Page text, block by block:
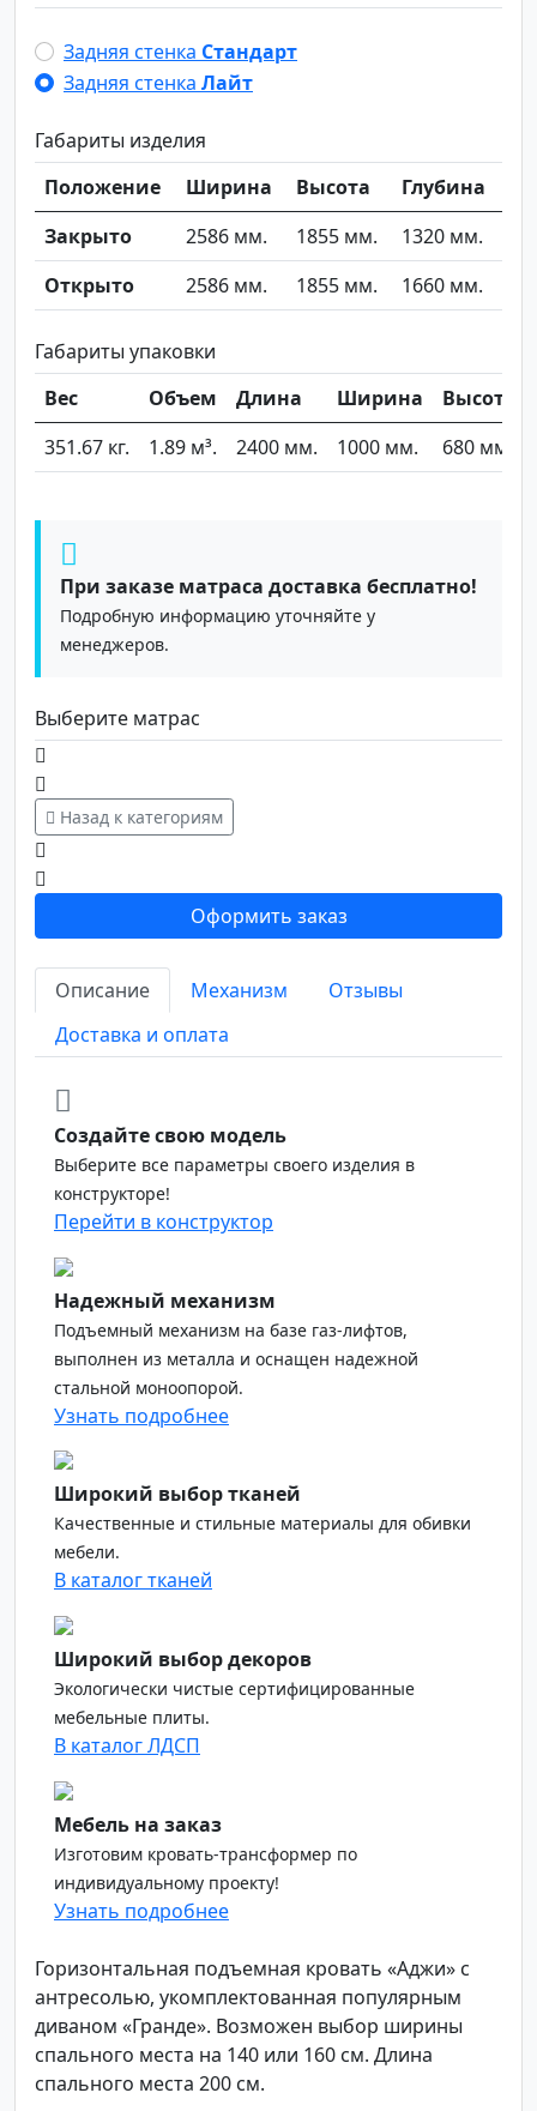
Задняя стенка Стандарт
Задняя стенка Лайт
Габариты изделия
Положение
Ширина Высота
Глубина
Закрыто
2586 мм. 1855 мм.
1320 мм.
Открыто
2586 мм. 1855 мм. 1660 мм.
Габариты упаковки
Вес
Объем Длина Ширина
Высота
351.67 кг.
1.89 м³. 2400 мм. 1000 мм. 680 мм.
При заказе матраса доставка бесплатно!
Подробную информацию уточняйте у
менеджеров.
Выберите матрас
Назад к категориям
Оформить заказ
Описание Механизм
Отзывы
Доставка и оплата
Создайте свою модель
Выберите все параметры своего изделия в
конструкторе!
Перейти в конструктор
Надежный механизм
Подъемный механизм на базе газ-лифтов,
выполнен из металла и оснащен надежной
стальной моноопорой.
Узнать подробнее
Широкий выбор тканей
Качественные и стильные материалы для обивки
мебели.
В каталог тканей
Широкий выбор декоров
Экологически чистые сертифицированные
мебельные плиты.
В каталог ЛДСП
Мебель на заказ
Изготовим кровать-трансформер по
индивидуальному проекту!
Узнать подробнее
Горизонтальная подъемная кровать «Аджи» с
антресолью, укомплектованная популярным
диваном «Гранде». Возможен выбор ширины
спального места на 140 или 160 см. Длина
спального места 200 см.